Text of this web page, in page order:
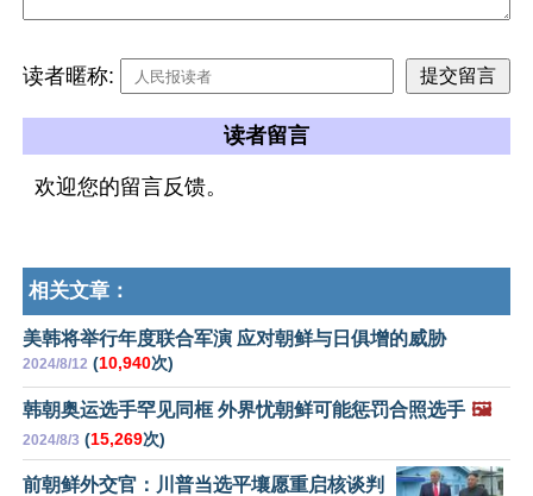
读者暱称:
读者留言
欢迎您的留言反馈。
相关文章：
美韩将举行年度联合军演 应对朝鲜与日俱增的威胁
2024/8/12 (10,940次)
韩朝奥运选手罕见同框 外界忧朝鲜可能惩罚合照选手 🖼️
2024/8/3 (15,269次)
前朝鲜外交官：川普当选平壤愿重启核谈判